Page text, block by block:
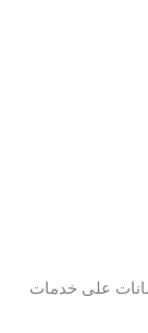
على خدمات